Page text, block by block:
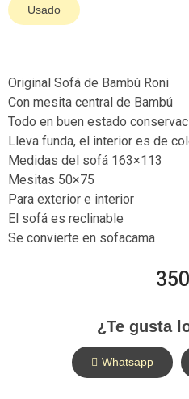
Usado
Original Sofá de Bambú Roni
Con mesita central de Bambú
Todo en buen estado
Lleva funda, el interior es de
Medidas del sofá 163×113
Mesitas 50×75
Para exterior e interior
El sofá es reclinable
Se convierte en sofacama
¿Te gusta
Whatsapp